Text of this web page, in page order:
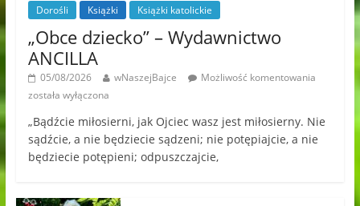
Dorośli Książki Książki katolickie
„Obce dziecko” – Wydawnictwo
ANCILLA
05/08/2026 wNaszejBajce
Możliwość komentowania
została wyłączona
„Bądźcie miłosierni, jak Ojciec wasz jest miłosierny. Nie
sądźcie, a nie będziecie sądzeni; nie potępiajcie, a nie
będziecie potępieni; odpuszczajcie,